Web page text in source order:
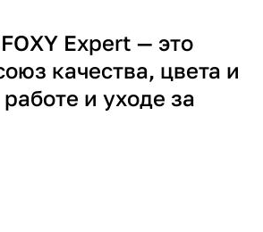
Expert — это
качества, цвета и
и уходе за